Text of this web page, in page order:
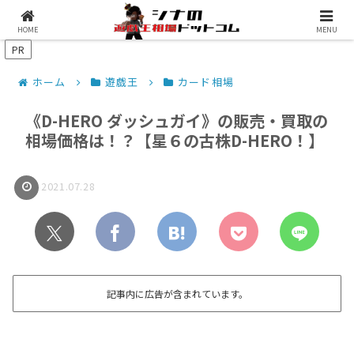
シナコムについて
PR
ホーム 遊戯王 カード相場
《D-HERO ダッシュガイ》の販売・買取の
相場価格は！？【星６の古株D-HERO！】
2021.07.28
記事内に広告が含まれています。
HOME MENU